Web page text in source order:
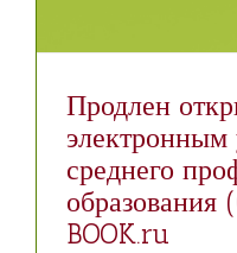
Продлен
электронным
среднего
BOOK.ru